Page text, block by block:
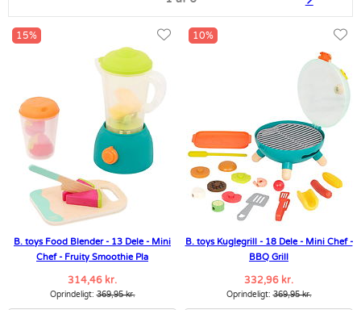
15%
B. toys Food Blender - 13 Dele - Mini
Chef - Fruity Smoothie Pla
314,46 kr.
Oprindeligt:369,95 kr.
10%
B. toys Kuglegrill - 18 Dele - Mini Chef -
BBQ Grill
332,96 kr.
Oprindeligt:369,95 kr.